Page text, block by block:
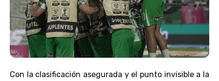
Con la clasificación asegurada y el punto invisible a la